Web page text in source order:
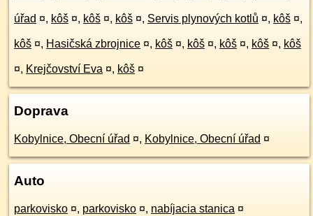
úřad ¤, kôš ¤, kôš ¤, kôš ¤, Servis plynových kotlů ¤, kôš ¤,
kôš ¤, Hasičská zbrojnice ¤, kôš ¤, kôš ¤, kôš ¤, kôš ¤, kôš
¤, Krejčovství Eva ¤, kôš ¤
Doprava
Kobylnice, Obecní úřad ¤, Kobylnice, Obecní úřad ¤
Auto
parkovisko ¤, parkovisko ¤, nabíjacia stanica ¤